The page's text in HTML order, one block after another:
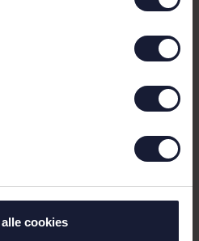
cookies
AUKTION FOR EN